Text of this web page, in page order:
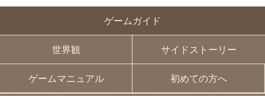
ゲームガイド
世界観 サイドストーリー
ゲームマニュアル 初めての方へ